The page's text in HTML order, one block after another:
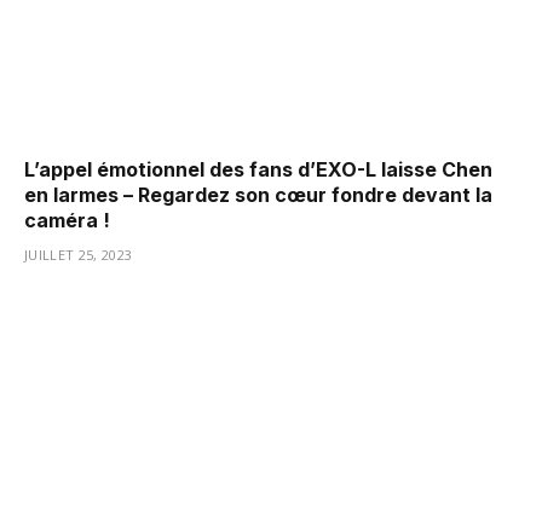
L’appel émotionnel des fans d’EXO-L laisse Chen
en larmes – Regardez son cœur fondre devant la
caméra !
JUILLET 25, 2023